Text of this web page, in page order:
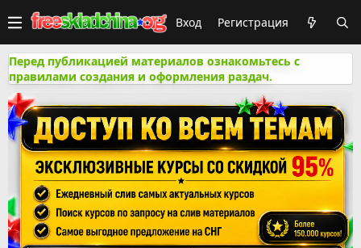
Вход Регистрация
Перед публикацией материалов ознакомьтесь с
правилами создания и оформления раздач.